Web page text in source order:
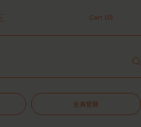
ーコンディショナーサンプル（２種）プレ
」をプレゼント中！
つき30ポイントプレゼント中！
お問い合わせと商品配送に関しまして
本地震 被災地支援について
ーコンディショナーサンプル（２種）プレ
ゼント中！
入で、「ピュアクラリファイングマスク
Cart (0)
会員登録